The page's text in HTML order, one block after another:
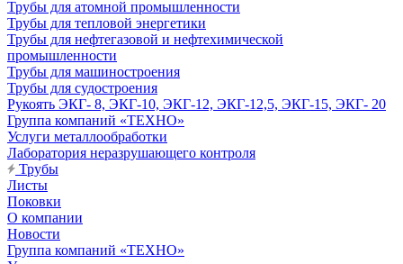
Трубы для атомной промышленности
Трубы для тепловой энергетики
Трубы для нефтегазовой и нефтехимической
промышленности
Трубы для машиностроения
Трубы для судостроения
Рукоять ЭКГ- 8, ЭКГ-10, ЭКГ-12, ЭКГ-12,5, ЭКГ-15, ЭКГ- 20
Группа компаний «ТЕХНО»
Услуги металлообработки
Лаборатория неразрушающего контроля
Трубы
Листы
Поковки
О компании
Новости
Группа компаний «ТЕХНО»